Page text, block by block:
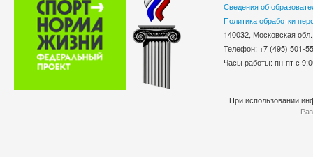
Сведения об
Политика обработки
140032, Московская
Телефон: +7 (495)
Часы работы: пн-пт с
При использовании